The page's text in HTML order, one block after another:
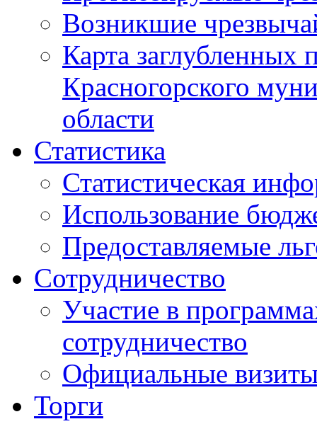
Возникшие
Карта
Красногорского
области
Статистика
Статистическая
Использование
Предоставляемые
Сотрудничество
Участие в
сотрудничество
Официальные
Торги